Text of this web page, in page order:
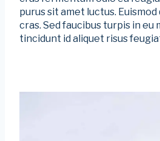
purus sit amet luctus.
cras. Sed faucibus turpis in eu
tincidunt id aliquet risus